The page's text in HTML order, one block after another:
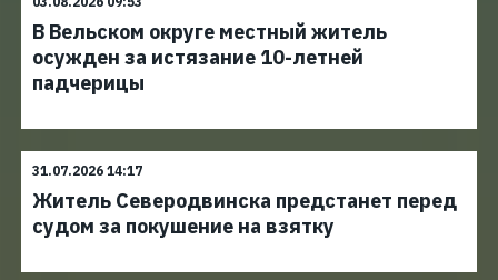
В Вельском округе местный житель
осужден за истязание 10-летней
падчерицы
31.07.2026 14:17
Житель Северодвинска предстанет перед
судом за покушение на взятку